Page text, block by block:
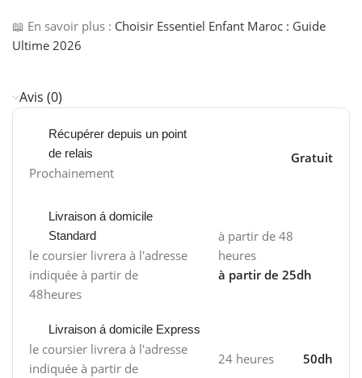
📖 En savoir plus : Choisir Essentiel Enfant Maroc : Guide
Ultime 2026
Avis (0)
Récupérer depuis un point
de relais
Prochainement
Gratuit
Livraison á domicile
Standard
le coursier livrera à l'adresse
indiquée à partir de
48heures
à partir de 48
heures
à partir de 25dh
Livraison á domicile Express
le coursier livrera à l'adresse
indiquée à partir de
24 heures 50dh